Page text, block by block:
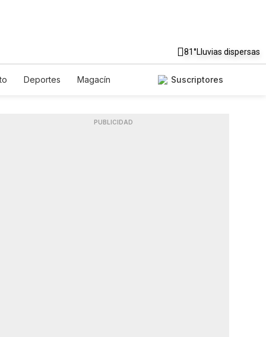
81°Lluvias dispersas
Deportes
Magacín
Suscriptores
PUBLICIDAD